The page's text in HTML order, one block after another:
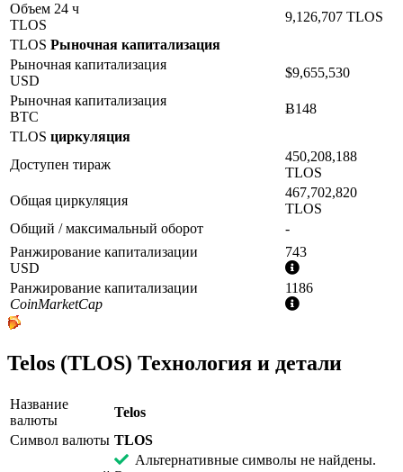
Объем 24 ч
TLOS
9,126,707 TLOS
TLOS Рыночная капитализация
Рыночная капитализация
USD
$9,655,530
Рыночная капитализация
BTC
Ƀ148
TLOS циркуляция
Доступен тираж
450,208,188
TLOS
Общая циркуляция
467,702,820
TLOS
Общий / максимальный оборот
-
Ранжирование капитализации
USD
743
Дополнительная
информация
Ранжирование капитализации
CoinMarketCap
1186
Дополнительная
Telos (TLOS) Технология и детали
Название
валюты
Telos
Символ валюты TLOS
Альтернативные символы не найдены.